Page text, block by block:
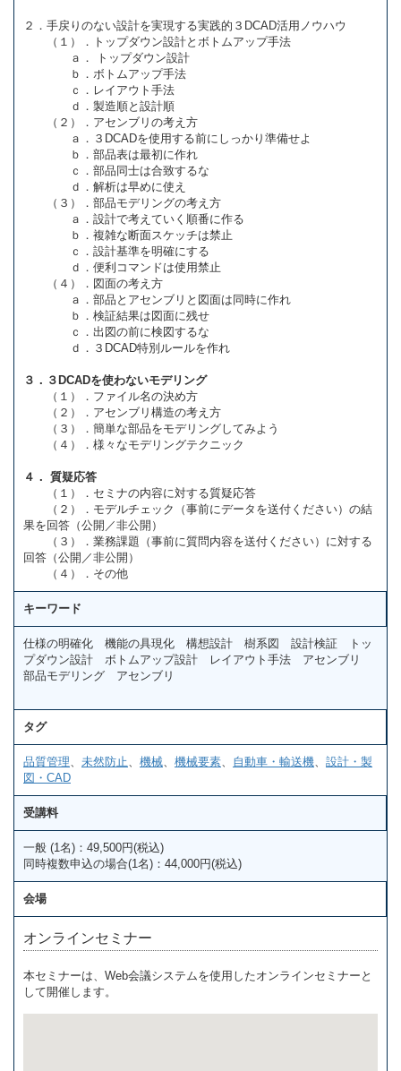
２．手戻りのない設計を実現する実践的３DCAD活用ノウハウ
（１）．トップダウン設計とボトムアップ手法
ａ． トップダウン設計
ｂ．ボトムアップ手法
ｃ．レイアウト手法
ｄ．製造順と設計順
（２）．アセンブリの考え方
ａ．３DCADを使用する前にしっかり準備せよ
ｂ．部品表は最初に作れ
ｃ．部品同士は合致するな
ｄ．解析は早めに使え
（３）．部品モデリングの考え方
ａ．設計で考えていく順番に作る
ｂ．複雑な断面スケッチは禁止
ｃ．設計基準を明確にする
ｄ．便利コマンドは使用禁止
（４）．図面の考え方
ａ．部品とアセンブリと図面は同時に作れ
ｂ．検証結果は図面に残せ
ｃ．出図の前に検図するな
ｄ．３DCAD特別ルールを作れ
３．３DCADを使わないモデリング
（１）．ファイル名の決め方
（２）．アセンブリ構造の考え方
（３）．簡単な部品をモデリングしてみよう
（４）．様々なモデリングテクニック
４． 質疑応答
（１）．セミナの内容に対する質疑応答
（２）．モデルチェック（事前にデータを送付ください）の結
果を回答（公開／非公開）
（３）．業務課題（事前に質問内容を送付ください）に対する
回答（公開／非公開）
（４）．その他
キーワード
仕様の明確化 機能の具現化 構想設計 樹系図 設計検証 トッ
プダウン設計 ボトムアップ設計 レイアウト手法 アセンブリ
部品モデリング アセンブリ
タグ
品質管理 未然防止 機械 機械要素 自動車・輸送機
設計・製
図・CAD
受講料
一般 (1名)：49,500円(税込)
同時複数申込の場合(1名)：44,000円(税込)
会場
オンラインセミナー
本セミナーは、Web会議システムを使用したオンラインセミナーと
して開催します。